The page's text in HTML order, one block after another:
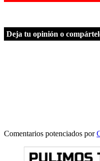
Deja tu opinión o
Comentarios potenciados por